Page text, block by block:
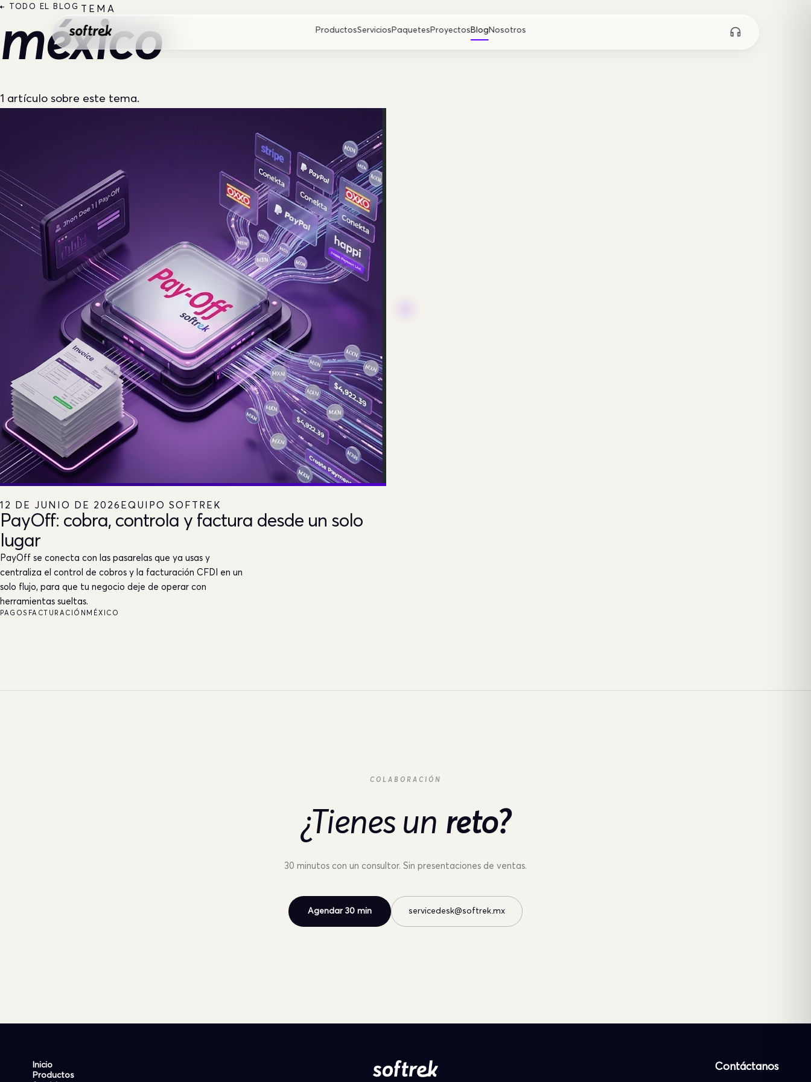
Saltar al contenido
ProductosServiciosPaquetesProyectosBlogNosotros
← TODO EL BLOG TEMA
méxico
1 artículo sobre este tema.
12 DE JUNIO DE 2026 EQUIPO SOFTREK
PayOff: cobra, controla y factura desde un solo
lugar
PayOff se conecta con las pasarelas que ya usas y
centraliza el control de cobros y la facturación CFDI en un
solo flujo, para que tu negocio deje de operar con
herramientas sueltas.
PAGOS FACTURACIÓN MÉXICO
COLABORACIÓN
¿Tienes un reto?
30 minutos con un consultor. Sin presentaciones de ventas.
Agendar 30 min servicedesk@softrek.mx
Inicio
Productos
Contáctanos